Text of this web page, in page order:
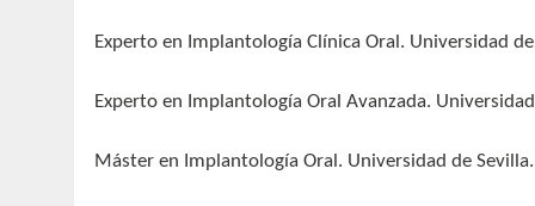
Experto en Implantología Clínica Oral. Universidad
Experto en Implantología Oral Avanzada.
Máster en Implantología Oral. Universidad de